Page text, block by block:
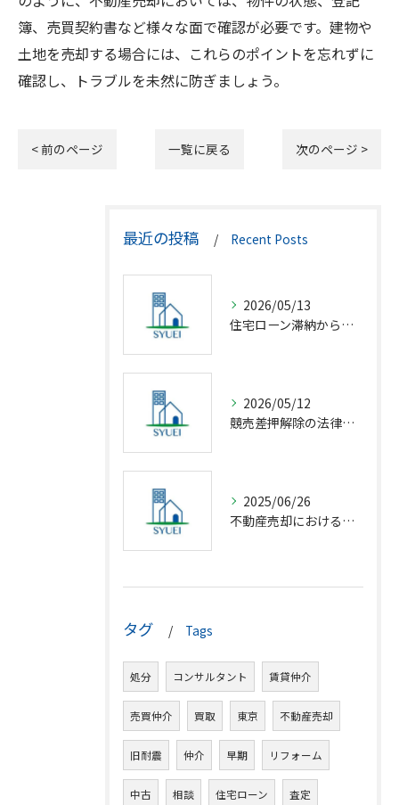
簿、売買契約書など様々な面で確認が必要です。建物や
土地を売却する場合には、これらのポイントを忘れずに
確認し、トラブルを未然に防ぎましょう。
< 前のページ 一覧に戻る 次のページ >
最近の投稿 Recent Posts
2026/05/13
住宅ローン滞納から競売回避の解決策
2026/05/12
競売差押解除の法律相談完全解説
2025/06/26
不動産売却における仲介の基礎知識
タグ Tags
処分 コンサルタント 賃貸仲介
売買仲介 買取 東京 不動産売却
旧耐震 仲介 早期 リフォーム
中古 相談 住宅ローン 査定